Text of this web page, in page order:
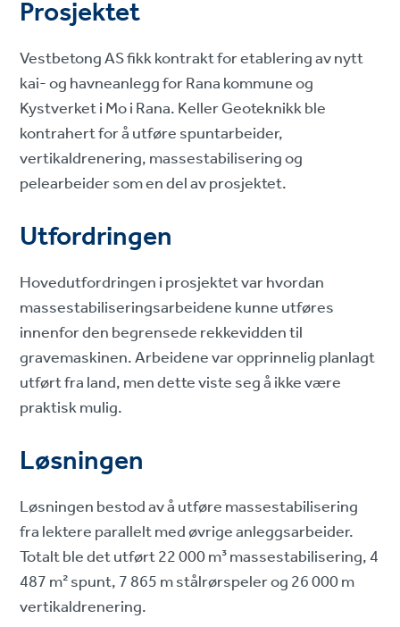
Prosjektet
Vestbetong AS fikk kontrakt for etablering av nytt
kai- og havneanlegg for Rana kommune og
Kystverket i Mo i Rana. Keller Geoteknikk ble
kontrahert for å utføre spuntarbeider,
vertikaldrenering, massestabilisering og
pelearbeider som en del av prosjektet.
Utfordringen
Hovedutfordringen i prosjektet var hvordan
massestabiliseringsarbeidene kunne utføres
innenfor den begrensede rekkevidden til
gravemaskinen. Arbeidene var opprinnelig planlagt
utført fra land, men dette viste seg å ikke være
praktisk mulig.
Løsningen
Løsningen bestod av å utføre massestabilisering
fra lektere parallelt med øvrige anleggsarbeider.
Totalt ble det utført 22 000 m³ massestabilisering, 4
487 m² spunt, 7 865 m stålrørspeler og 26 000 m
vertikaldrenering.